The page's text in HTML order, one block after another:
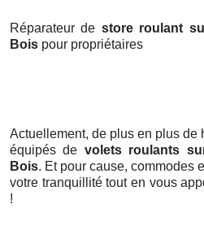
Réparateur de store roulant
Bois pour propriétaires
Actuellement, de plus en plus de
équipés de volets roulants
Bois. Et pour cause, commodes
votre tranquillité tout en vous
!